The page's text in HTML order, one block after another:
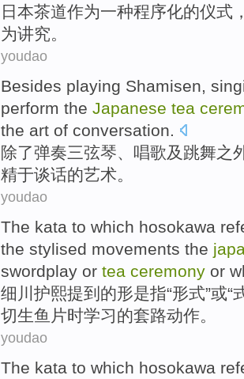
日本茶道作为一种程序化的仪式
为讲究。
youdao
Besides playing Shamisen,
perform the Japanese tea
the art of conversation.
除了弹奏三弦琴、 唱歌及 跳舞之
精于谈话的艺术。
youdao
The kata to which hosokawa
the stylised movements the
swordplay or tea ceremony or
细川护熙提到 的形是指“形式”或“
切生鱼片时学习的套路动作。
youdao
The kata to which hosokawa